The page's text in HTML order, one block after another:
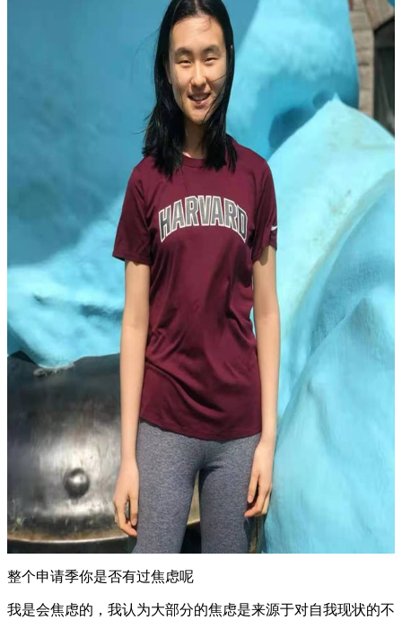
整个申请季你是否有过焦虑呢
我是会焦虑的，我认为大部分的焦虑是来源于对自我现状的不